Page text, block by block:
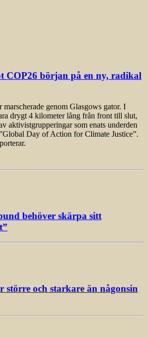
COP26 början på en ny, radikal
genom Glasgows gator. I
drygt 4 kilometer lång från front till slut,
aktivistgrupperingar som enats underden
Day of Action for Climate Justice”.
behöver skärpa sitt
större och starkare än någonsin